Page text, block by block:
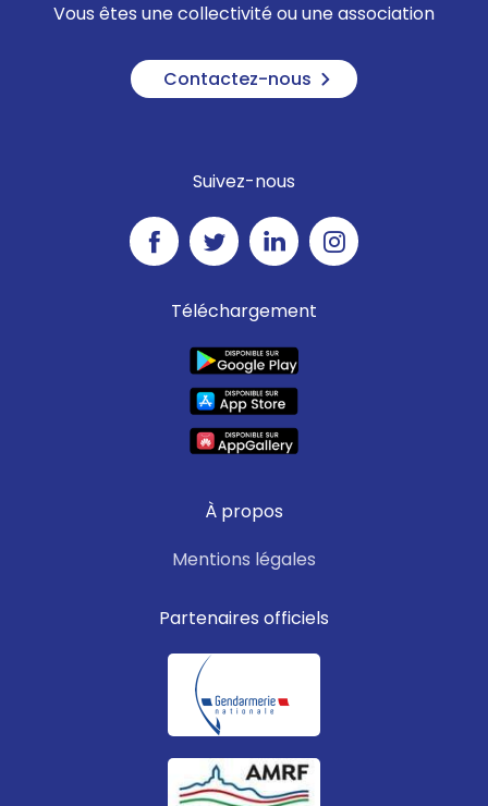
Vous êtes une collectivité ou une association
Contactez-nous
Suivez-nous
Téléchargement
À propos
Mentions légales
Partenaires officiels